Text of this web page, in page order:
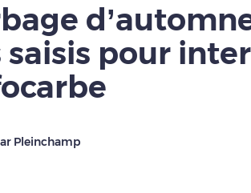
saisis pour
Pleinchamp